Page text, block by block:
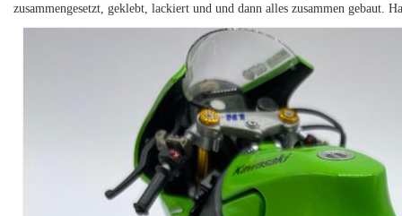
zusammengesetzt, geklebt, lackiert und und dann alles zusammen gebaut.